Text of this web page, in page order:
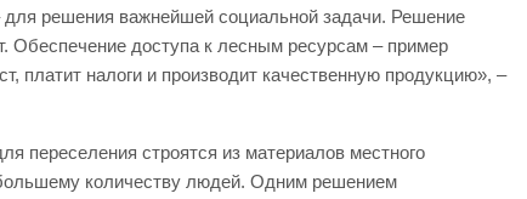
для решения важнейшей социальной задачи. Решение
Обеспечение доступа к лесным ресурсам – пример
платит налоги и производит качественную продукцию», –
переселения строятся из материалов местного
большему количеству людей. Одним решением